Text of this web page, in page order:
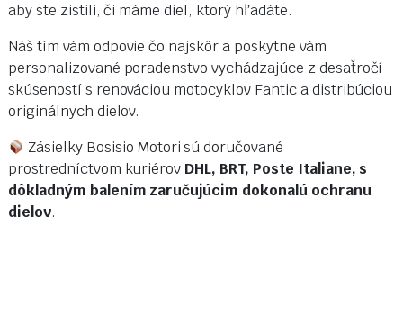
aby ste zistili, či máme diel, ktorý hľadáte.
Náš tím vám odpovie čo najskôr a poskytne vám
personalizované poradenstvo vychádzajúce z desaťročí
skúseností s renováciou motocyklov Fantic a distribúciou
originálnych dielov.
Zásielky Bosisio Motori sú doručované
prostredníctvom kuriérov DHL, BRT, Poste Italiane, s
dôkladným balením zaručujúcim dokonalú ochranu
dielov.